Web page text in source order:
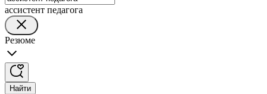
ассистент педагога
Резюме
Найти